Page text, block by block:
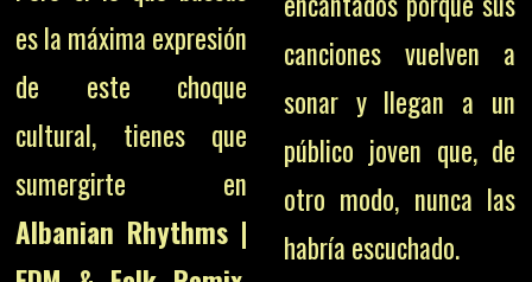
es la máxima expresión
de este choque
cultural, tienes que
sumergirte en
Albanian Rhythms |
canciones vuelven a
sonar y llegan a un
público joven que, de
otro modo, nunca las
habría escuchado.